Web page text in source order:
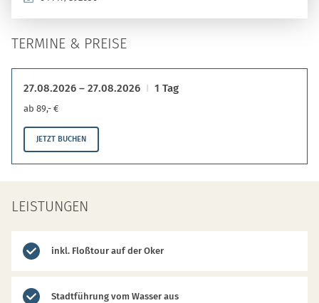
TERMINE & PREISE
27.08.2026 – 27.08.2026 1 Tag
ab 89,- €
JETZT BUCHEN
LEISTUNGEN
inkl. Floßtour auf der Oker
Stadtführung vom Wasser aus